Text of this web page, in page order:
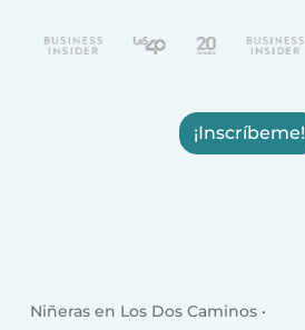
¡Inscríbeme!
Niñeras en Los Dos Caminos